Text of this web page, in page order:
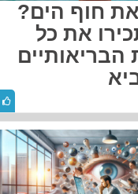
חוף הים?
את כל
הבריאותיים